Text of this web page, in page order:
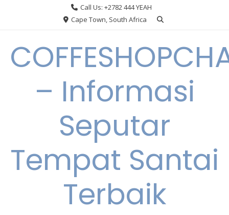
Call Us: +2782 444 YEAH
Cape Town, South Africa
– Informasi
Seputar
Tempat Santai
Terbaik